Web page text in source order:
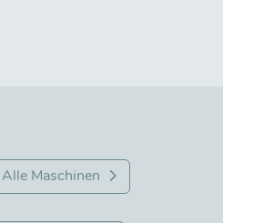
Alle Maschinen